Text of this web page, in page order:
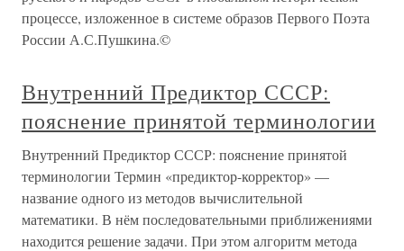
процессе, изложенное в системе образов Первого Поэта
России А.С.Пушкина.©
Внутренний Предиктор СССР:
пояснение принятой терминологии
Внутренний Предиктор СССР: пояснение принятой
терминологии Термин «предиктор-корректор» —
название одного из методов вычислительной
математики. В нём последовательными приближениями
находится решение задачи. При этом алгоритм метода